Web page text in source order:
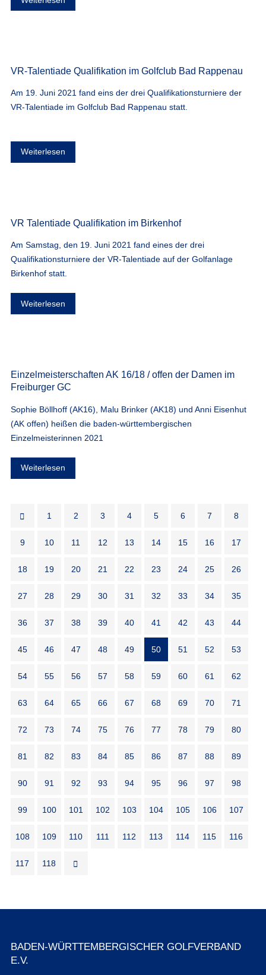
VR-Talentiade Qualifikation im Golfclub Bad Rappenau
Am 19. Juni 2021 fand eins der drei Qualifikationsturniere der
VR-Talentiade im Golfclub Bad Rappenau statt.
Weiterlesen
VR Talentiade Qualifikation im Birkenhof
Am Samstag, den 19. Juni 2021 fand eines der drei
Qualifikationsturniere der VR-Talentiade auf der Golfanlage
Birkenhof statt.
Weiterlesen
Einzelmeisterschaften AK 16/18 / offen der Damen im
Freiburger GC
Sophie Böllhoff (AK16), Malu Brinker (AK18) und Anni Eisenhut
(AK offen) heißen die baden-württembergischen
Einzelmeisterinnen 2021
Weiterlesen
1 2 3 4 5 6 7 8
9 10 11 12 13 14 15 16 17
18 19 20 21 22 23 24 25 26
27 28 29 30 31 32 33 34 35
36 37 38 39 40 41 42 43 44
45 46 47 48 49 50 51 52 53
54 55 56 57 58 59 60 61 62
63 64 65 66 67 68 69 70 71
72 73 74 75 76 77 78 79 80
81 82 83 84 85 86 87 88 89
90 91 92 93 94 95 96 97 98
99 100 101 102 103 104 105 106 107
108 109 110 111 112 113 114 115 116
117 118
BADEN-WÜRTTEMBERGISCHER GOLFVERBAND
E.V.